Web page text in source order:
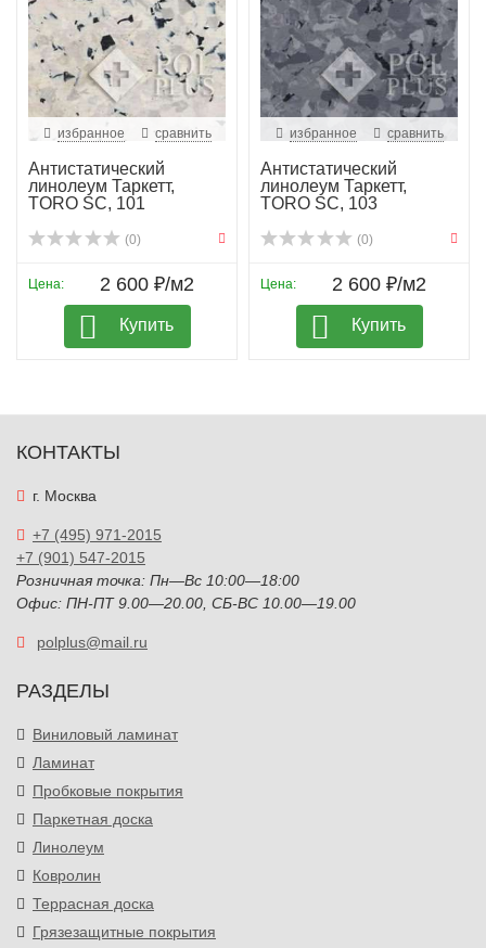
избранное сравнить
Антистатический
линолеум Таркетт,
TORO SC, 101
(0)
Цена: 2 600 ₽/м2
Купить
избранное сравнить
Антистатический
линолеум Таркетт,
TORO SC, 103
(0)
Цена: 2 600 ₽/м2
Купить
КОНТАКТЫ
г. Москва
+7 (495) 971-2015
+7 (901) 547-2015
Розничная точка: Пн—Вс 10:00—18:00
Офис: ПН-ПТ 9.00—20.00, СБ-ВС 10.00—19.00
polplus@mail.ru
РАЗДЕЛЫ
Виниловый ламинат
Ламинат
Пробковые покрытия
Паркетная доска
Линолеум
Ковролин
Террасная доска
Грязезащитные покрытия